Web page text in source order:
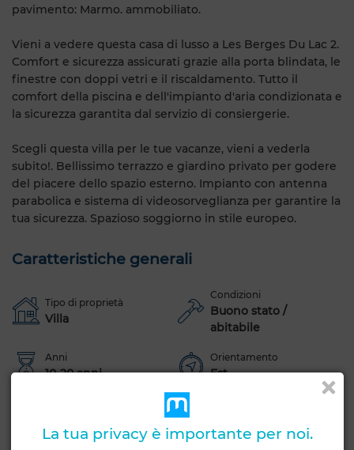
pavimento: Marmo. ammobiliato.
Vieni a vedere questa casa di lusso a Les Berges Du Lac 2.
Comfort e sicurezza assicurati grazie alla porta blindata, le
finestre con doppi vetri e il riscaldamento. Tutto il
comfort della piscina e dell'impianto d'aria condizionata e
la sicurezza garantita dal servizio di consiergerie.
Scegli questa villa per le tue vacanze, vieni a vederla
subito!. Bellissimo terrazzo e giardino privato per godere
del piacere dello spazio esterno. Impianto con antenna
parabolica e sistema di videosorveglianza per garantire la
tua sicurezza. Spazioso soggiorno in stile europeo.
Caratteristiche generali
Tipo di proprietà
Villa
Condizioni
Buono stato /
abitabile
Anni
10-20 anni
Orientamento
Est
La tua privacy è importante per noi.